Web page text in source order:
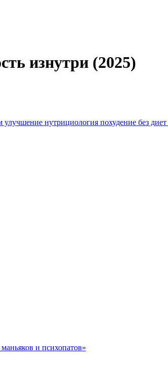
изнутри (2025)
улучшение нутрициология похудение без диет
и психопатов»